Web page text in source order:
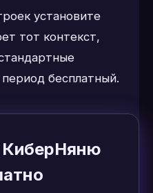
установите
тот контекст,
бесплатный.
КиберНяню